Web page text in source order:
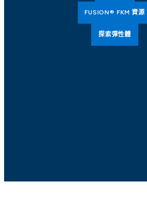
FUSION® FKM 資源
探索彈性體